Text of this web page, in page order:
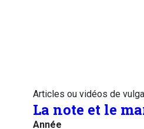
Articles ou vidéos de
La note et le
Année